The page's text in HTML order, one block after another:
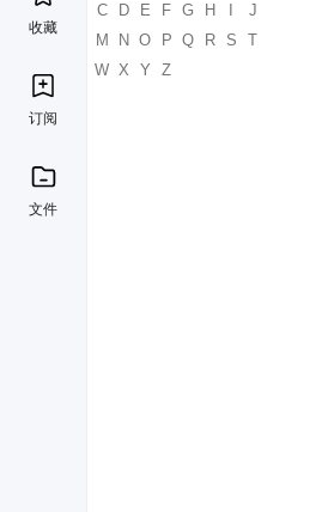
收藏
订阅
文件
C D E F G H
J
K
M N O P Q R S
T
W X Y Z